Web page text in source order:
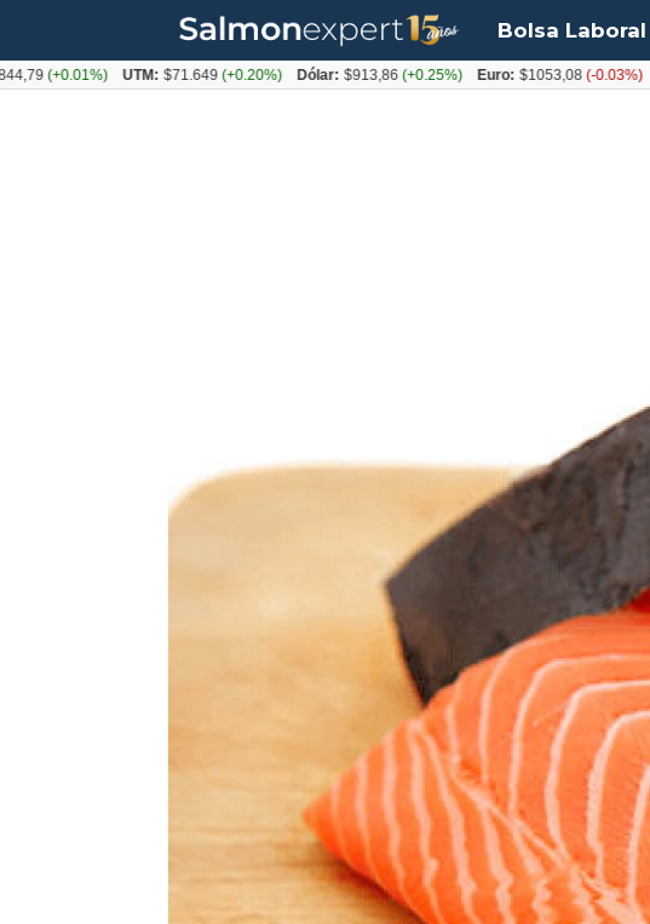
Bolsa Laboral
UTM: $71.649(+0.20%) Dólar: $913,86(+0.25%) Euro: $1053,08(-0.03%) IPC: